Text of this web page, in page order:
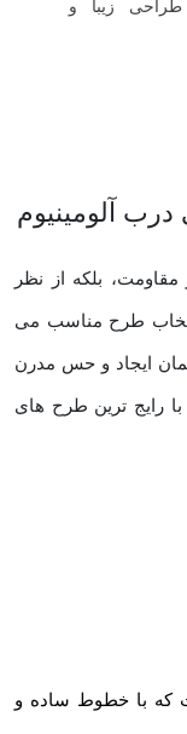
زیبا و
آلومینیوم
بلکه از نظر
طرح مناسب می
ایجاد و حس مدرن
رایج ‌ترین طرح ‌های
که با خطوط ساده و